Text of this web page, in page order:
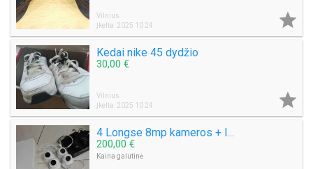
Vilnius
Įkelta: 2025 10 24

Kedai nike 45 dydžio
30,00 €
Vilnius
Įkelta: 2025 10 24

4 Longse 8mp kameros + laidai, NVR, komplektas be disko
200,00 €
Kaina galutinė